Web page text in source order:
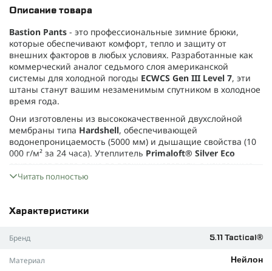
Описание товара
Bastion Pants - это профессиональные зимние брюки,
которые обеспечивают комфорт, тепло и защиту от
внешних факторов в любых условиях. Разработанные как
коммерческий аналог седьмого слоя американской
системы для холодной погоды ECWCS Gen III Level 7, эти
штаны станут вашим незаменимым спутником в холодное
время года.
Они изготовлены из высококачественной двухслойной
мембраны типа Hardshell, обеспечивающей
водонепроницаемость (5000 мм) и дышащие свойства (10
000 г/м² за 24 часа). Утеплитель Primaloft® Silver Eco
накладки на коленях и нижней части штанин гарантируют
Основные особенности:
эффективный отвод испарений от тела.
сохраняет свои свойства даже во влажном состоянии.
Читать полностью
Характеристики
Бренд 5.11 Tactical®
Материал Нейлон